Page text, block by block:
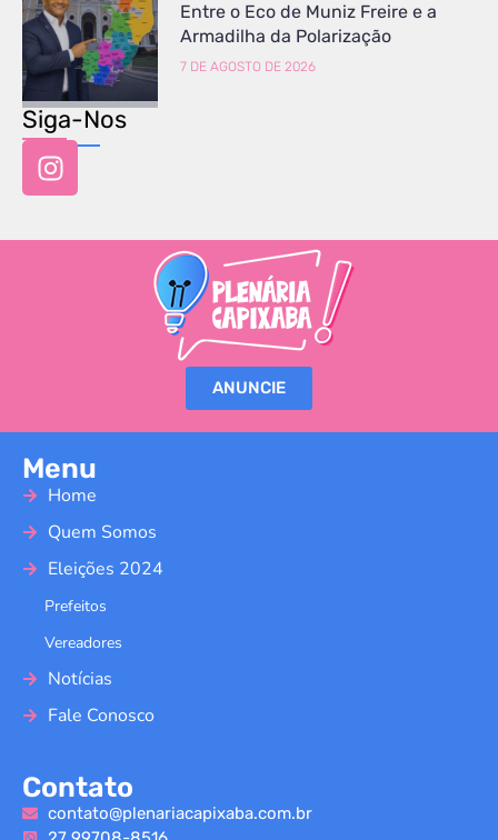
Entre o Eco de Muniz Freire e a
Armadilha da Polarização
7 DE AGOSTO DE 2026
Siga-Nos
ANUNCIE
Menu
Home
Quem Somos
Eleições 2024
Prefeitos
Vereadores
Notícias
Fale Conosco
Contato
contato@plenariacapixaba.com.br